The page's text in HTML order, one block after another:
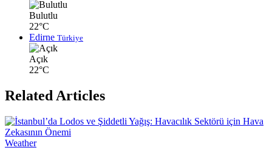
Bulutlu
22°C
Edirne Türkiye
Açık
22°C
Related Articles
Weather